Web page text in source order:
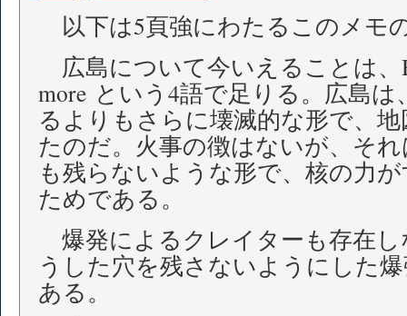
以下は5頁強にわたるこのメモ
広島について今いえることは、
more という4語で足りる。広島
るよりもさらに壊滅的な形で、
たのだ。火事の徴はないが、そ
も残らないような形で、核の力
ためである。
爆発によるクレイターも存在
うした穴を残さないようにした
ある。